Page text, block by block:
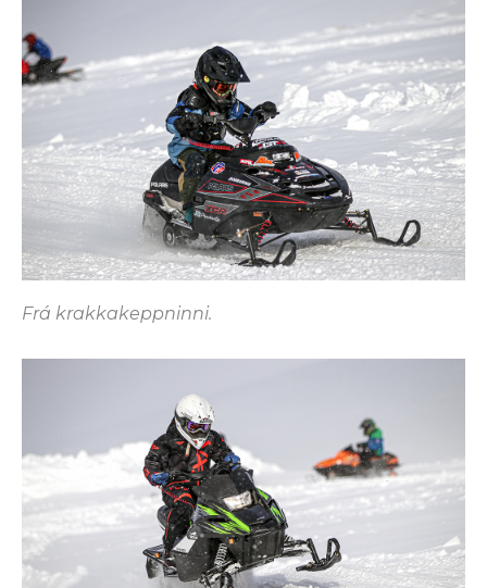
Frá krakkakeppninni.